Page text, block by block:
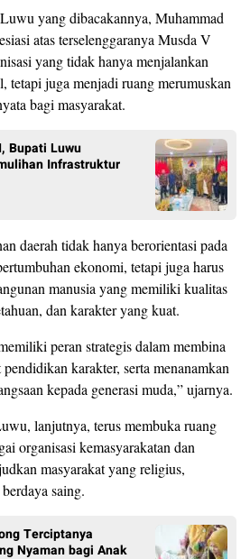
yang dibacakannya, Muhammad
atas terselenggaranya Musda V
yang tidak hanya menjalankan
tetapi juga menjadi ruang merumuskan
bagi masyarakat.
Bupati Luwu
Infrastruktur
daerah tidak hanya berorientasi pada
ekonomi, tetapi juga harus
manusia yang memiliki kualitas
dan karakter yang kuat.
peran strategis dalam membina
karakter, serta menanamkan
kepada generasi muda,” ujarnya.
lanjutnya, terus membuka ruang
organisasi kemasyarakatan dan
masyarakat yang religius,
saing.
Terciptanya
Nyaman bagi Anak